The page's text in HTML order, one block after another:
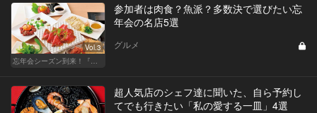
Vol.3
参加者は肉食？魚派？多数決で選びたい忘
年会の名店5選
グルメ
超人気店のシェフ達に聞いた、自ら予約し
てでも行きたい「私の愛する一皿」4選